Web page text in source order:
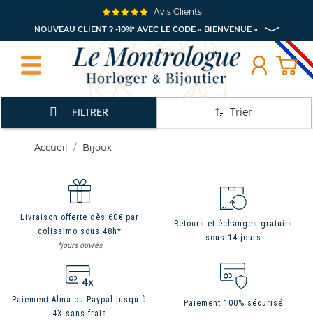
NOUVEAU CLIENT ? -10%* AVEC LE CODE « BIENVENUE »
Avis Clients
FILTRER Trier
Accueil Bijoux
Livraison offerte dès 60€ par
colissimo sous 48h*
*jours ouvrés
Retours et échanges gratuits
sous 14 jours
Paiement Alma ou Paypal jusqu'à
4X sans frais
Paiement 100% sécurisé